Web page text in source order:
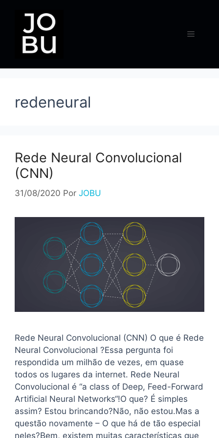
conteúdo
Menu
redeneural
Rede Neural Convolucional
(CNN)
31/08/2020 Por JOBU
Rede Neural Convolucional (CNN) O que é Rede
Neural Convolucional ?Essa pergunta foi
respondida um milhão de vezes, em quase
todos os lugares da internet. Rede Neural
Convolucional é “a class of Deep, Feed-Forward
Artificial Neural Networks“!O que? É simples
assim? Estou brincando?Não, não estou.Mas a
questão novamente – O que há de tão especial
neles?Bem, existem muitas características que